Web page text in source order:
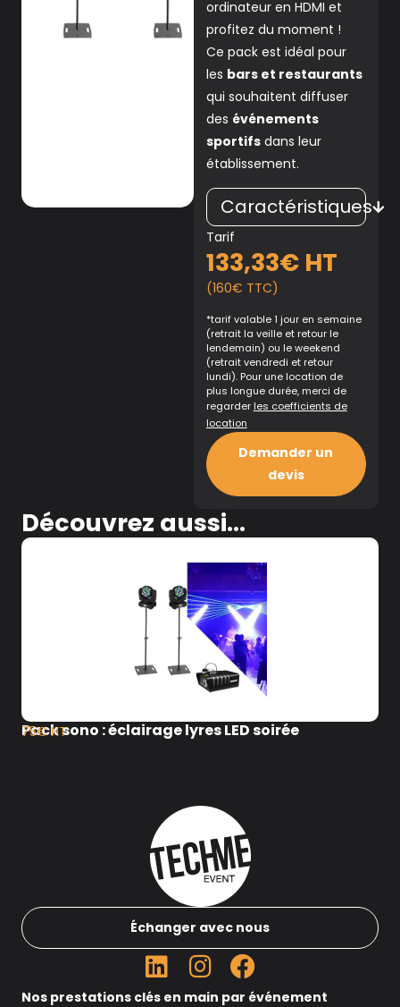
ordinateur en HDMI et
profitez du moment !
Ce pack est idéal pour
les bars et restaurants
qui souhaitent diffuser
des événements
sportifsdans leur
établissement.
Caractéristiques
Tarif
133,33€ HT
(160€ TTC)
*tarif valable 1 jour en semaine
(retrait la veille et retour le
lendemain) ou le weekend
(retrait vendredi et retour
lundi). Pour une location de
plus longue durée, merci de
regarder les coefficients de
location
Demander un
devis
Découvrez aussi...
Pack sono : éclairage lyres LED soirée
75€ HT
Échanger avec nous
Nos prestations clés en main par événement